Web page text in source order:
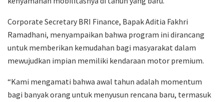
Corporate Secretary BRI Finance, Bapak Aditia Fakhri
Ramadhani, menyampaikan bahwa program ini dirancang
untuk memberikan kemudahan bagi masyarakat dalam
mewujudkan impian memiliki kendaraan motor premium.
“Kami mengamati bahwa awal tahun adalah momentum
bagi banyak orang untuk menyusun rencana baru, termasuk